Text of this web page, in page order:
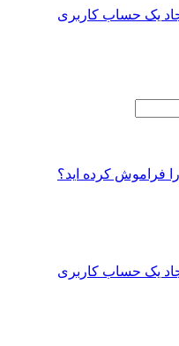
یک حساب کاربری
فراموش کرده اید؟
یک حساب کاربری